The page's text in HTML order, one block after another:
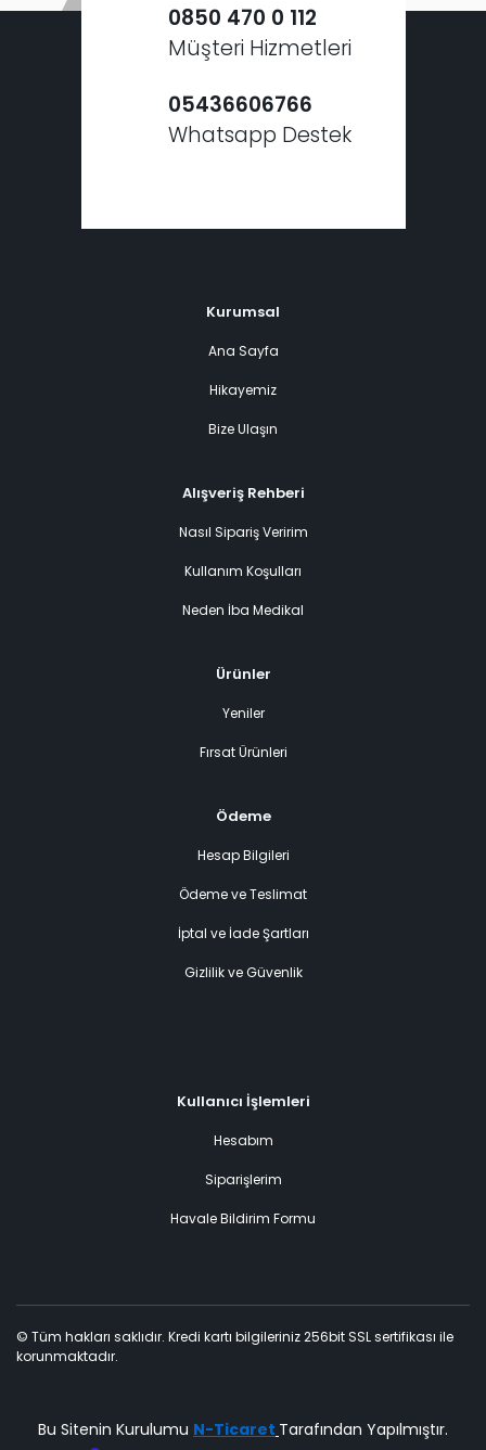
0850 470 0 112
Müşteri Hizmetleri
05436606766
Whatsapp Destek
Kurumsal
Ana Sayfa
Hikayemiz
Bize Ulaşın
Alışveriş Rehberi
Nasıl Sipariş Veririm
Kullanım Koşulları
Neden İba Medikal
Ürünler
Yeniler
Fırsat Ürünleri
Ödeme
Hesap Bilgileri
Ödeme ve Teslimat
İptal ve İade Şartları
Gizlilik ve Güvenlik
Kullanıcı İşlemleri
Hesabım
Siparişlerim
Havale Bildirim Formu
© Tüm hakları saklıdır. Kredi kartı bilgileriniz 256bit SSL sertifikası ile
korunmaktadır.
Bu Sitenin Kurulumu N-Ticaret Tarafından Yapılmıştır.